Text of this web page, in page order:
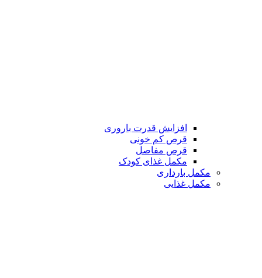
افزایش قدرت باروری
قرص کم خونی
قرص مفاصل
مکمل غذای کودک
مکمل بارداری
مکمل غذایی